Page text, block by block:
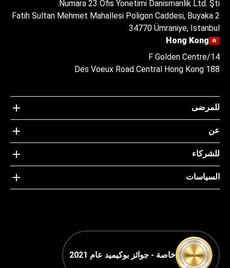
Numara 23 Ofis Yonetimi Danismanlik Ltd. Şti.
Fatih Sultan Mehmet Mahallesi Poligon Caddesi, Buyaka 2
34770 Ümraniye, Istanbul
Hong Kong
14/F Golden Centre
188 Des Voeux Road Central Hong Kong
للمرضى
عن
للشركاء
السياسات
خاصة - جوائز بوكيميد عام 2021